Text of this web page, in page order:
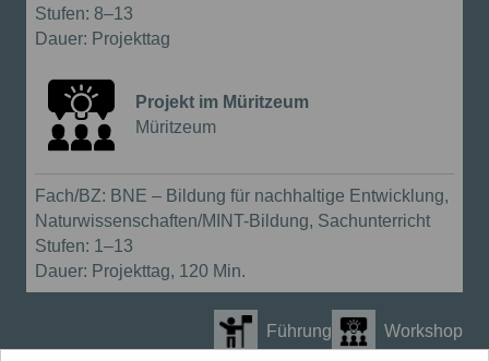
Stufen: 8–13
Dauer: Projekttag
Workshop
Projekt im Müritzeum
{{Anbieter:}}
Müritzeum
Fach/BZ: BNE – Bildung für nachhaltige Entwicklung,
Naturwissenschaften/MINT-Bildung, Sachunterricht
Stufen: 1–13
Dauer: Projekttag, 120 Min.
Führung Workshop